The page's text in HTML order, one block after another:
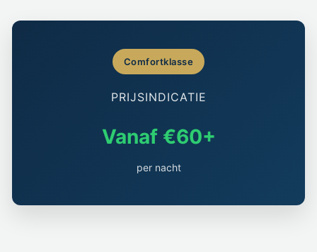
Comfortklasse
PRIJSINDICATIE
Vanaf €60+
per nacht